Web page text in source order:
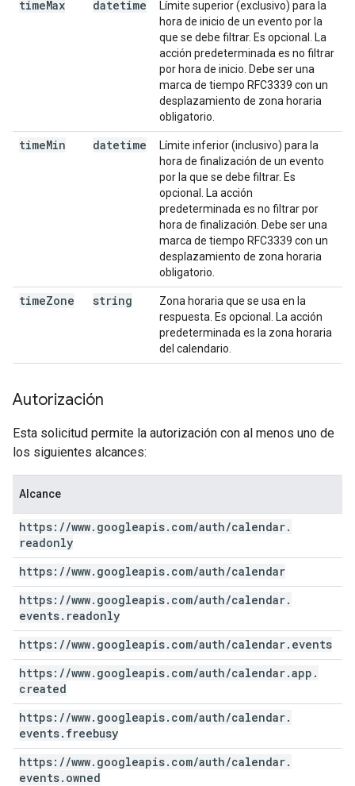
timeMax datetime
Límite superior (exclusivo) para la
hora de inicio de un evento por la
que se debe filtrar. Es opcional. La
acción predeterminada es no filtrar
por hora de inicio. Debe ser una
marca de tiempo RFC3339 con un
desplazamiento de zona horaria
obligatorio.
timeMin datetime
Límite inferior (inclusivo) para la
hora de finalización de un evento
por la que se debe filtrar. Es
opcional. La acción
predeterminada es no filtrar por
hora de finalización. Debe ser una
marca de tiempo RFC3339 con un
desplazamiento de zona horaria
obligatorio.
timeZone string
Zona horaria que se usa en la
respuesta. Es opcional. La acción
predeterminada es la zona horaria
del calendario.
Autorización
Esta solicitud permite la autorización con al menos uno de
los siguientes alcances:
Alcance
https: //www. googleapis. com/auth/calendar.
readonly
https: //www. googleapis. com/auth/calendar
https: //www. googleapis. com/auth/calendar.
events. readonly
https: //www. googleapis. com/auth/calendar. events
https: //www. googleapis. com/auth/calendar.app .
created
https: //www. googleapis. com/auth/calendar.
events. freebusy
https: //www. googleapis. com/auth/calendar.
events. owned